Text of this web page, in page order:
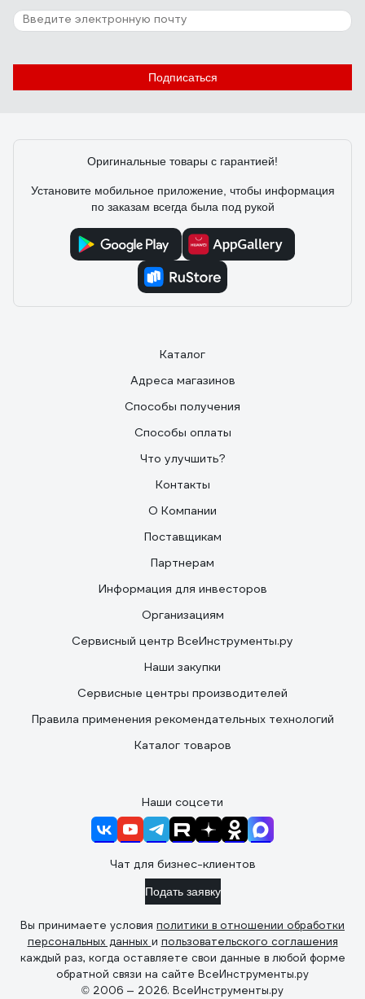
Подписаться
Оригинальные товары с гарантией!
Установите мобильное приложение, чтобы информация
по заказам всегда была под рукой
Каталог
Адреса магазинов
Способы получения
Способы оплаты
Что улучшить?
Контакты
О Компании
Поставщикам
Партнерам
Информация для инвесторов
Организациям
Сервисный центр ВсеИнструменты.ру
Наши закупки
Сервисные центры производителей
Правила применения рекомендательных технологий
Каталог товаров
Наши соцсети
Чат для бизнес-клиентов
Подать заявку
Вы принимаете условия политики в отношении обработки
персональных данных и пользовательского соглашения
каждый раз, когда оставляете свои данные в любой форме
обратной связи на сайте ВсеИнструменты.ру
© 2006 — 2026. ВсеИнструменты.ру